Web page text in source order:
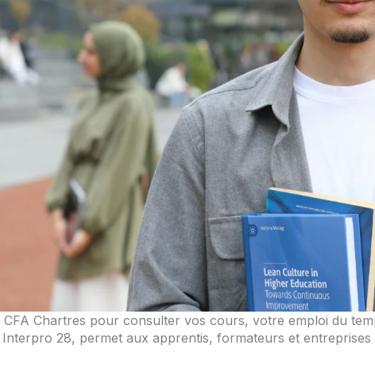
Chartres pour consulter vos cours, votre emploi du
28, permet aux apprentis, formateurs et